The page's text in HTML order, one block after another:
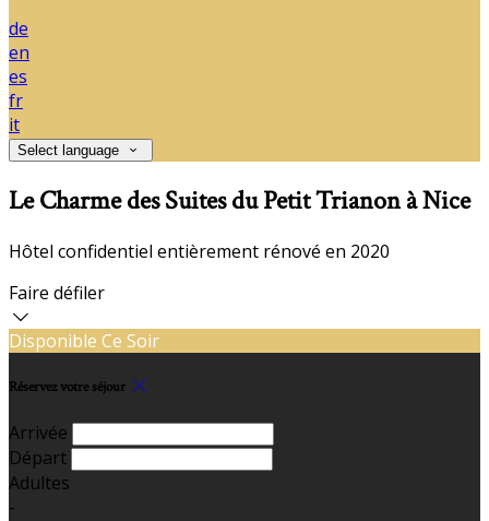
de
en
es
fr
it
Select language
Le Charme des Suites du Petit Trianon à Nice
Hôtel confidentiel entièrement rénové en 2020
Faire défiler
Disponible Ce Soir
Réservez votre séjour
Arrivée
Départ
Adultes
-